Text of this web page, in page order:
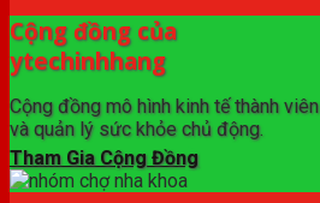
Cộng đồng của
ytechinhhang
Cộng đồng mô hình kinh tế thành viên
và quản lý sức khỏe chủ động.
Tham Gia Cộng Đồng